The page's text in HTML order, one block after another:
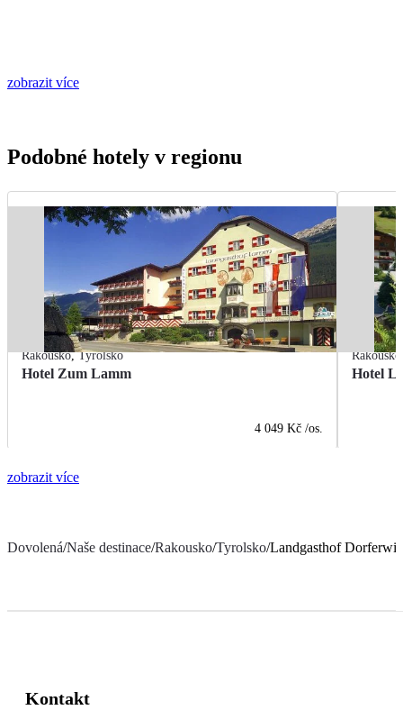
zobrazit více
Podobné hotely v regionu
Rakousko,Tyrolsko
Hotel Zum Lamm
4 049 Kč /os.
Rakousko
Hotel
zobrazit více
Dovolená/Naše destinace/Rakousko/Tyrolsko/Landgasthof
Kontakt